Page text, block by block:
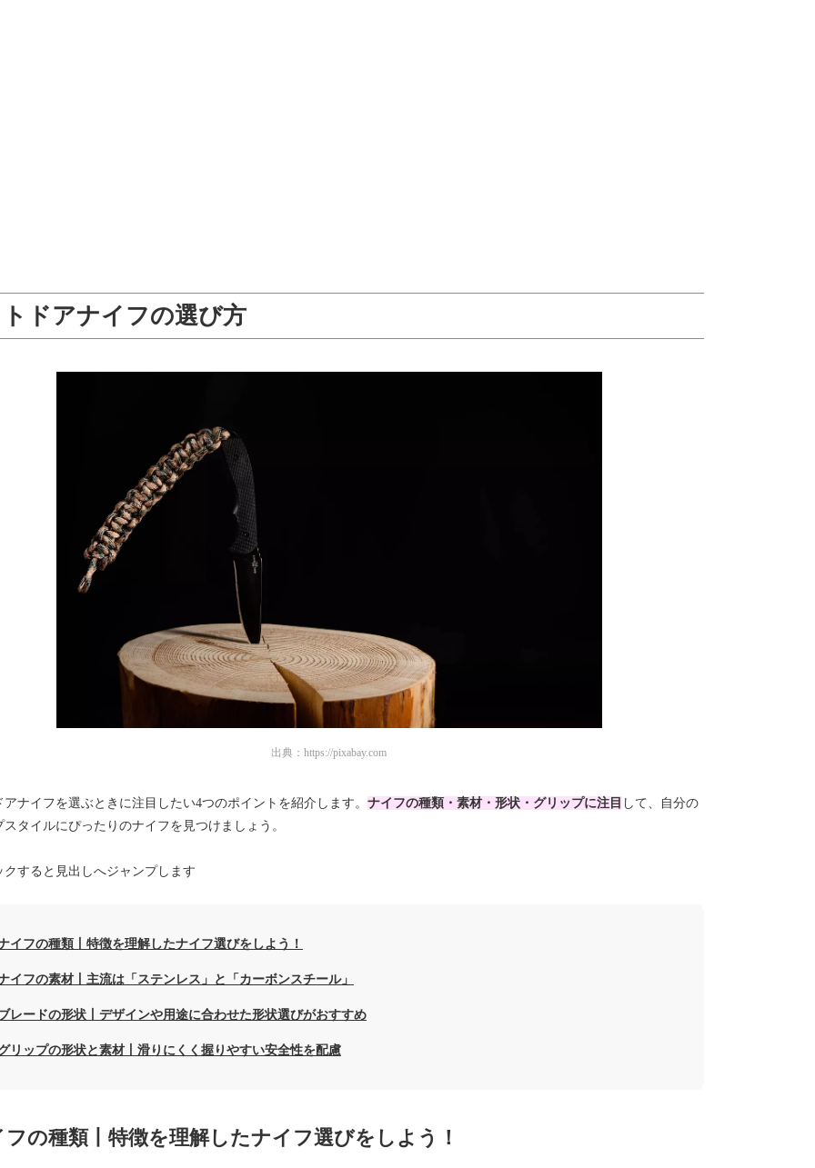
ドアナイフの選び方
出典： https://pixabay.com
アナイフを選ぶときに注目したい4つのポイントを紹介します。 ナイフの種類・素材・形状・グリップに注目 して、自分の
スタイルにぴったりのナイフを見つけましょう。
すると見出しへジャンプします
イフの種類丨特徴を理解したナイフ選びをしよう！
イフの素材丨主流は「ステンレス」と「カーボンスチール」
レードの形状丨デザインや用途に合わせた形状選びがおすすめ
リップの形状と素材丨滑りにくく握りやすい安全性を配慮
フの種類丨特徴を理解したナイフ選びをしよう！